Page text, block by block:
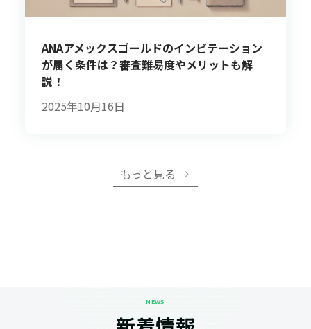
ANAアメックスゴールドのインビテーション
が届く条件は？審査難易度やメリットも解
説！
2025年10月16日
もっと見る
NEWS